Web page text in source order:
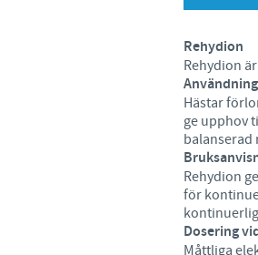
Rehydion
Rehydion
Hästar
ge upphov
balanserad
Rehydion
för
Dosering
Måttliga